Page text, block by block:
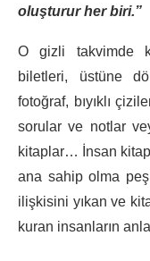
oluşturur her biri.”
O gizli takvimde
biletleri, üstüne
fotoğraf, bıyıklı
sorular ve notlar
kitaplar… İnsan
ana sahip olma
ilişkisini yıkan ve
kuran insanların